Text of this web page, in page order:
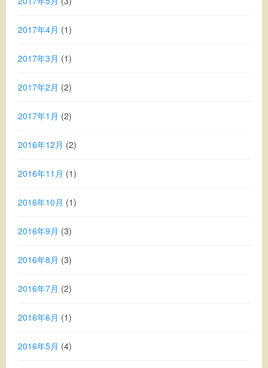
2017年4月 (1)
2017年3月 (1)
2017年2月 (2)
2017年1月 (2)
2016年12月 (2)
2016年11月 (1)
2016年10月 (1)
2016年9月 (3)
2016年8月 (3)
2016年7月 (2)
2016年6月 (1)
2016年5月 (4)